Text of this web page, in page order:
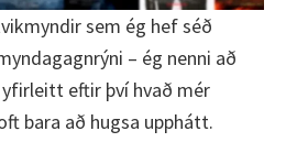
sem ég hef séð
– ég nenni að
eftir því hvað mér
bara að hugsa upphátt.